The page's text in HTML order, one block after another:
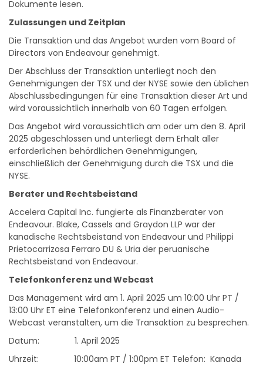
Die Transaktion und das Angebot wurden vom Board of
Directors von Endeavour genehmigt.
Der Abschluss der Transaktion unterliegt noch den
Genehmigungen der TSX und der NYSE sowie den üblichen
Abschlussbedingungen für eine Transaktion dieser Art und
wird voraussichtlich innerhalb von 60 Tagen erfolgen.
Das Angebot wird voraussichtlich am oder um den 8. April
2025 abgeschlossen und unterliegt dem Erhalt aller
erforderlichen behördlichen Genehmigungen,
einschließlich der Genehmigung durch die TSX und die
NYSE.
Endeavour. Blake, Cassels and Graydon LLP war der
kanadische Rechtsbeistand von Endeavour und Philippi
Prietocarrizosa Ferraro DU & Uria der peruanische
Rechtsbeistand von Endeavour.
13:00 Uhr ET eine Telefonkonferenz und einen Audio-
Webcast veranstalten, um die Transaktion zu besprechen.
Datum: 1. April 2025
Uhrzeit: 10:00am PT / 1:00pm ET Telefon: Kanada
und USA +1-833-752-3348